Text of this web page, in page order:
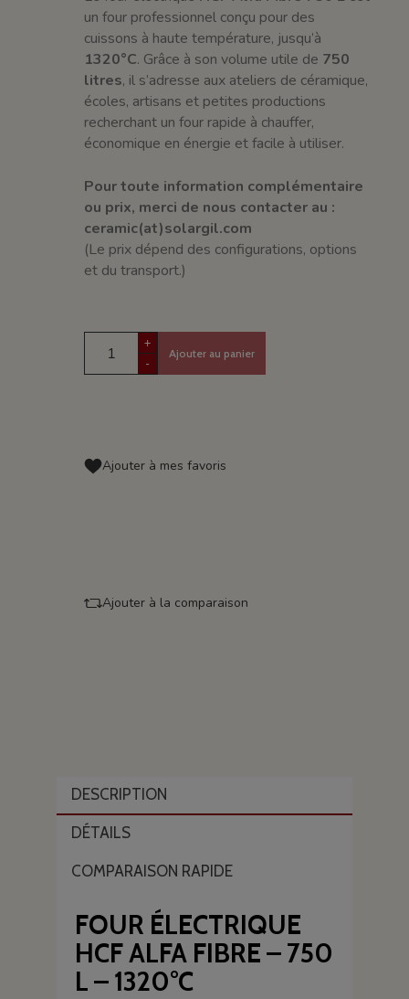
un four professionnel conçu pour des
cuissons à haute température, jusqu’à
1320°C. Grâce à son volume utile de 750
litres, il s’adresse aux ateliers de céramique,
écoles, artisans et petites productions
recherchant un four rapide à chauffer,
économique en énergie et facile à utiliser.
Pour toute information complémentaire
ou prix, merci de nous contacter au :
ceramic(at)solargil.com
(Le prix dépend des configurations, options
et du transport.)
+
-
Ajouter au panier
Ajouter à mes favoris
Ajouter à la comparaison
DESCRIPTION
DÉTAILS
COMPARAISON RAPIDE
FOUR ÉLECTRIQUE
HCF ALFA FIBRE – 750
L – 1320°C